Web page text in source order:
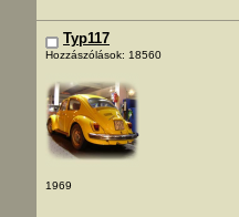
Typ117
Hozzászólások: 18560
1969